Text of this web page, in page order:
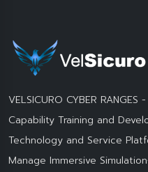
VELSICURO CYBER
Capability Training and
Technology and Service
Manage Immersive